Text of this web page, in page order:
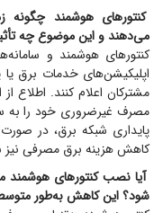
کنتور‌های هوشمند چگونه
می‌دهند و این موضوع چه
کنتور‌های هوشمند و
اپلیکیشن‌های خدمات برق
مشترکان اعلام کنند. اطلاع
مصرف غیرضروری خود را به
پایداری شبکه برق، در
کاهش هزینه برق مصرفی نیز
آیا نصب کنتور‌های هوشمند
شود؟ این کاهش به‌طور